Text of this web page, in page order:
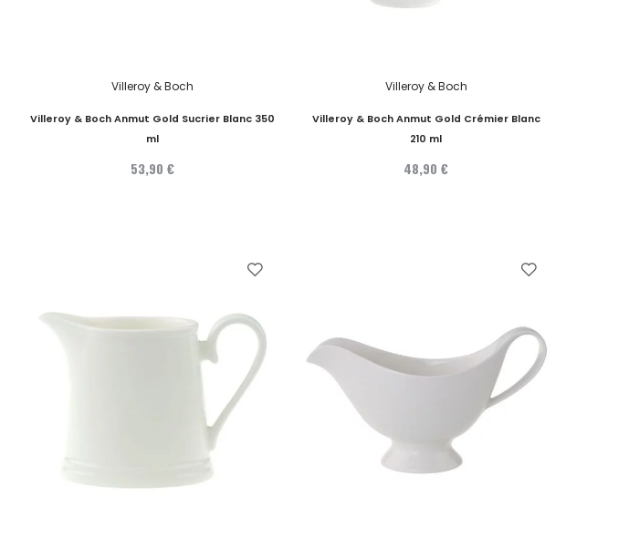
Villeroy & Boch
Villeroy & Boch Anmut Gold Sucrier Blanc 350
ml
53,90 €
Villeroy & Boch
Villeroy & Boch Anmut Gold Crémier Blanc
210 ml
48,90 €